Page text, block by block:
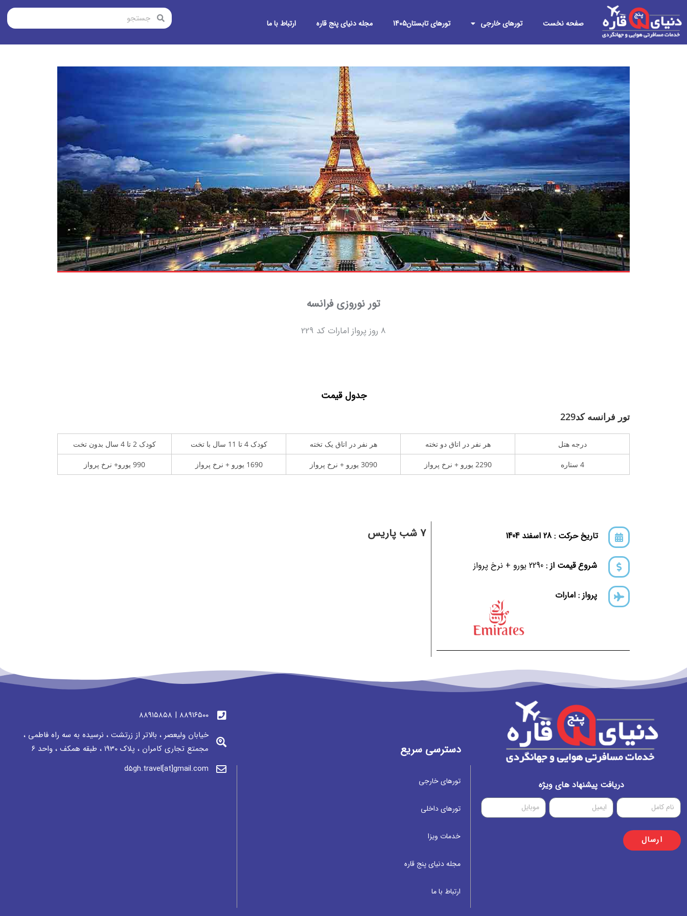
صفحه نخست تورهای خارجی تورهای تابستان1405 مجله دنیای پنج قاره ارتباط با ما
تور نوروزی فرانسه
8 روز پرواز امارات کد 229
جدول قیمت
تور فرانسه کد229
درجه هتل هر نفر در اتاق دو تخته هر نفر در اتاق یک تخته کودک 4 تا 11 سال با تخت کودک 2 تا 4 سال بدون تخت
4 ستاره 2290 یورو + نرخ پرواز 3090 یورو + نرخ پرواز 1690 یورو + نرخ پرواز 990 یورو+ نرخ پرواز
تاریخ حرکت : 28 اسفند 1404
شروع قیمت از :2290 یورو + نرخ پرواز
پرواز : امارات
7 شب پاریس
دریافت پیشنهاد های ویژه
ارسال
دسترسی سریع
تورهای خارجی
تورهای داخلی
خدمات ویزا
مجله دنیای پنج قاره
ارتباط با ما
٨٨٩١٦٥٠٠ | ٨٨٩١٥٨٥٨
خیابان ولیعصر ، بالاتر از زرتشت ، نرسيده به سه راه فاطمی ،
مجمتع تجاری كامران ، پلاک 1930 ، طبقه همکف ، واحد ٦
d5gh.travel[at]gmail.com